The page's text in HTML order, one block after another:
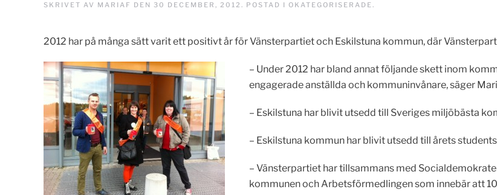
SKRIVET AV MARIAF DEN 30 DECEMBER, 2012 . POSTAD I OKATEGORISERADE.
2012 har på många sätt varit ett positivt år för Vänsterpartiet och Eskilstuna kommun, där
– Under 2012 har bland annat följande skett inom
engagerade anställda och kommuninvånare, säger
– Eskilstuna har blivit utsedd till Sveriges miljöbästa
– Eskilstuna kommun har blivit utsedd till årets
– Vänsterpartiet har tillsammans med
kommunen och Arbetsförmedlingen som innebär att